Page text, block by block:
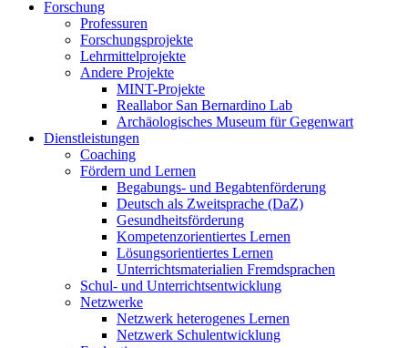
Forschung
Professuren
Forschungsprojekte
Lehrmittelprojekte
Andere Projekte
MINT-Projekte
Reallabor San Bernardino Lab
Archäologisches Museum für Gegenwart
Dienstleistungen
Coaching
Fördern und Lernen
Begabungs- und Begabtenförderung
Deutsch als Zweitsprache (DaZ)
Gesundheitsförderung
Kompetenzorientiertes Lernen
Lösungsorientiertes Lernen
Unterrichtsmaterialien Fremdsprachen
Schul- und Unterrichtsentwicklung
Netzwerke
Netzwerk heterogenes Lernen
Netzwerk Schulentwicklung